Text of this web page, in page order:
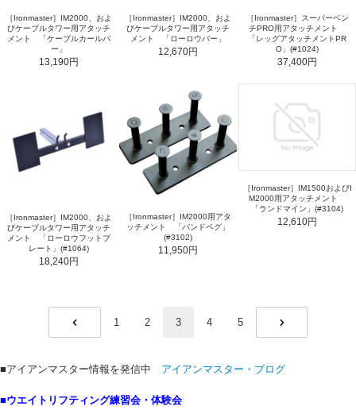
［Ironmaster］IM2000、およ
びケーブルタワー用アタッチ
メント 「ケーブルカールバ
ー」
13,190円
［Ironmaster］IM2000、およ
びケーブルタワー用アタッチ
メント 「ローロウバー」
12,670円
［Ironmaster］スーパーベン
チPRO用アタッチメント
「レッグアタッチメントPR
O」(#1024)
37,400円
［Ironmaster］IM2000、およ
びケーブルタワー用アタッチ
メント 「ローロウフットプ
レート」(#1064)
18,240円
［Ironmaster］IM2000用アタ
ッチメント 「バンドペグ」
(#3102)
11,950円
［Ironmaster］IM1500およびI
M2000用アタッチメント
「ランドマイン」(#3104)
12,610円
1 2 3 4
5
■アイアンマスター情報を発信中 アイアンマスター・ブログ
■ウエイトリフティング練習会・体験会